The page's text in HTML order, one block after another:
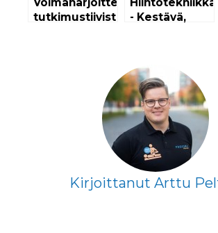
Voimaharjoittelujakson
tutkimustiivistelmät
Hiihtotekniikka
- Kestävä,
Finland
Kirjoittanut Arttu